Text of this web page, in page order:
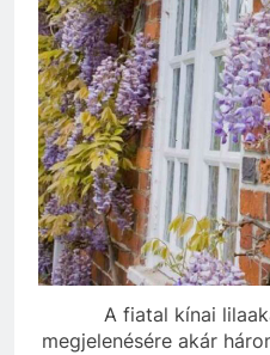
A fiatal kínai
megjelenésére akár